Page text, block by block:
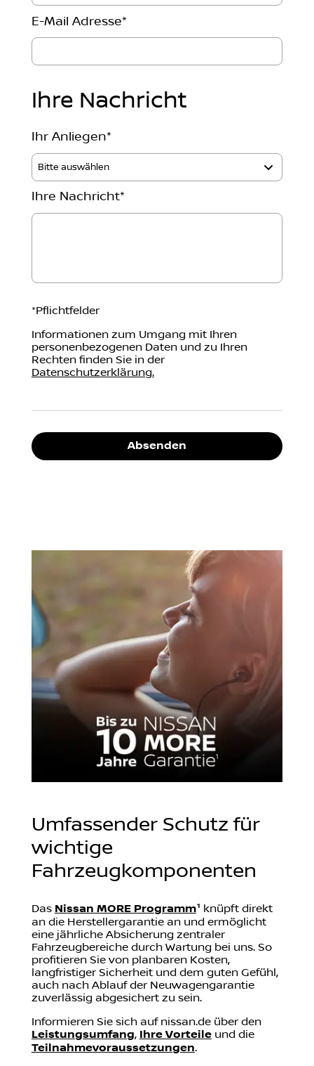
E-Mail Adresse*
Ihre Nachricht
Ihr Anliegen*
Ihre Nachricht*
*Pflichtfelder
Informationen zum Umgang mit Ihren
personenbezogenen Daten und zu Ihren
Rechten finden Sie in der
Datenschutzerklärung.
Absenden
Umfassender Schutz für
wichtige
Fahrzeugkomponenten
Das Nissan MORE Programm¹ knüpft direkt
an die Herstellergarantie an und ermöglicht
eine jährliche Absicherung zentraler
Fahrzeugbereiche durch Wartung bei uns. So
profitieren Sie von planbaren Kosten,
langfristiger Sicherheit und dem guten Gefühl,
auch nach Ablauf der Neuwagengarantie
zuverlässig abgesichert zu sein.
Informieren Sie sich auf nissan.de über den
Leistungsumfang, Ihre Vorteileund die
Teilnahmevoraussetzungen.